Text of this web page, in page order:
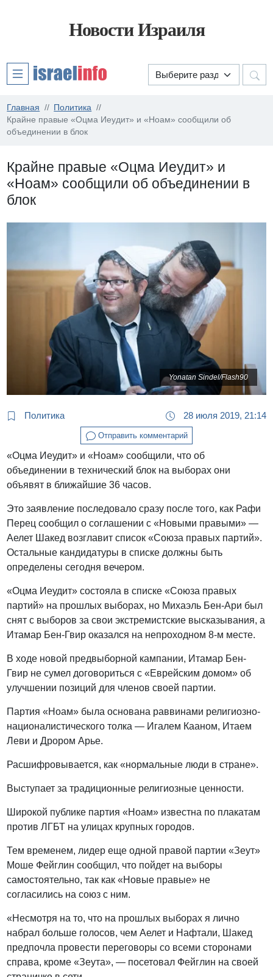
Новости Израиля
Главная
Политика
Крайне правые «Оцма Иеудит» и «Ноам» сообщили об
объединении в блок
Крайне правые «Оцма Иеудит» и
«Ноам» сообщили об объединении в
блок
Yonatan Sindel/Flash90
Политика 28 июля 2019, 21:14
Отправить комментарий
«Оцма Иеудит» и «Ноам» сообщили, что об
объединении в технический блок на выборах они
объявят в ближайшие 36 часов.
Это заявление последовало сразу после того, как Рафи
Перец сообщил о соглашении с «Новыми правыми» —
Аелет Шакед возглавит список «Союза правых партий».
Остальные кандидатуры в списке должны быть
определены сегодня вечером.
«Оцма Иеудит» состояла в списке «Союза правых
партий» на прошлых выборах, но Михаэль Бен-Ари был
снят с выборов за свои экстремистские высказывания, а
Итамар Бен-Гвир оказался на непроходном 8-м месте.
В ходе новой предвыборной кампании, Итамар Бен-
Гвир не сумел договориться с «Еврейским домом» об
улучшении позиций для членов своей партии.
Партия «Ноам» была основана раввинами религиозно-
националистического толка — Игалем Кааном, Итаем
Леви и Дрором Арье.
Расшифровывается, как «нормальные люди в стране».
Выступает за традиционные религиозные ценности.
Широкой публике партия «Ноам» известна по плакатам
против ЛГБТ на улицах крупных городов.
Тем временем, лидер еще одной правой партии «Зеут»
Моше Фейглин сообщил, что пойдет на выборы
самостоятельно, так как «Новые правые» не
согласились на союз с ним.
«Несмотря на то, что на прошлых выборах я лично
набрал больше голосов, чем Аелет и Нафтали, Шакед
предпочла провести переговоры со всеми сторонами
справа, кроме «Зеута», — посетовал Фейглин на своей